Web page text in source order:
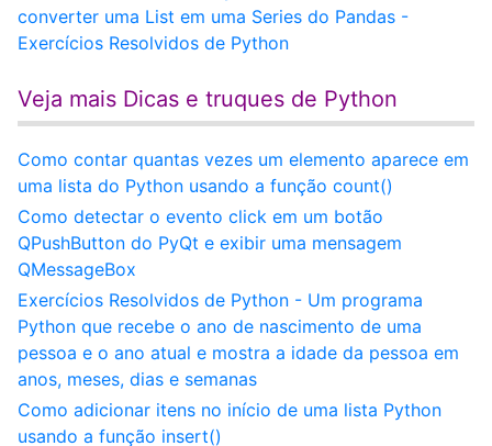
converter uma List em uma Series do Pandas -
Exercícios Resolvidos de Python
Veja mais Dicas e truques de Python
Como contar quantas vezes um elemento aparece em
uma lista do Python usando a função count()
Como detectar o evento click em um botão
QPushButton do PyQt e exibir uma mensagem
QMessageBox
Exercícios Resolvidos de Python - Um programa
Python que recebe o ano de nascimento de uma
pessoa e o ano atual e mostra a idade da pessoa em
anos, meses, dias e semanas
Como adicionar itens no início de uma lista Python
usando a função insert()